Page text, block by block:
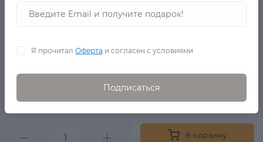
9 880 Р.
4 060 Р.
В корзину
Я прочитал Оферта и согласен с условиями
Подписаться